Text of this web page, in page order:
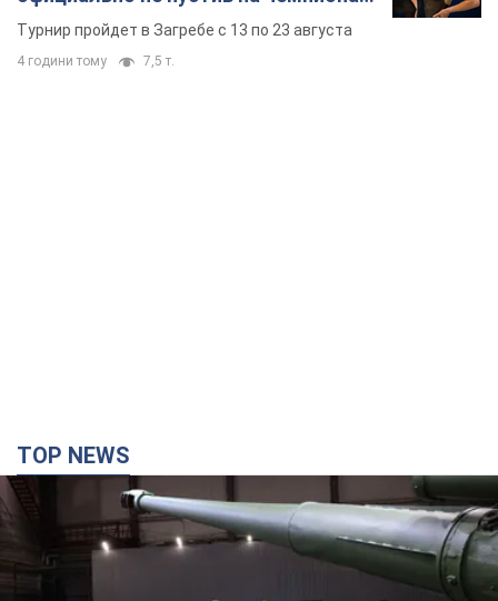
Европы основных спортсменов
Турнир пройдет в Загребе с 13 по 23 августа
4 години тому 7,5 т.
TOP NEWS